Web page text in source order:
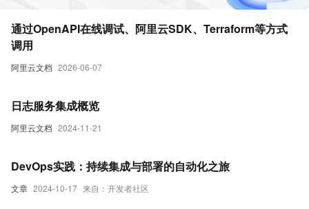
阿里云文档 2026-06-07
通过OpenAPI在线调试、阿里云SDK、Terraform等方式
调用
阿里云文档 2024-11-21
日志服务集成概览
文章 2024-10-17 来自：开发者社区
DevOps实践：持续集成与部署的自动化之旅